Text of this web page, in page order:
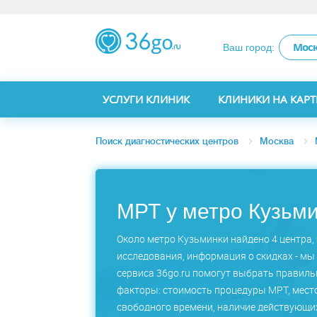
Ваш город:
УСЛУГИ КЛИНИК КЛИНИКИ НА
Поиск диагностических центров Москва
МРТ у метро
Около метро Кузьминки найдено 4
исследования, информация о скидках -
сервиса 36go.ru помогут выбрать
факторы: стоимость процедуры МРТ,
свободного времени, наличие